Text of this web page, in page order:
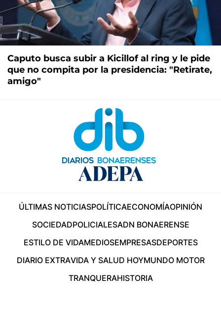
Caputo busca subir a Kicillof al ring y le pide
que no compita por la presidencia: "Retirate,
amigo"
ÚLTIMAS NOTICIASPOLÍTICAECONOMÍAOPINIÓN
SOCIEDADPOLICIALESADN BONAERENSE
ESTILO DE VIDAMEDIOSEMPRESASDEPORTES
DIARIO EXTRAVIDA Y SALUD HOYMUNDO MOTOR
TRANQUERAHISTORIA